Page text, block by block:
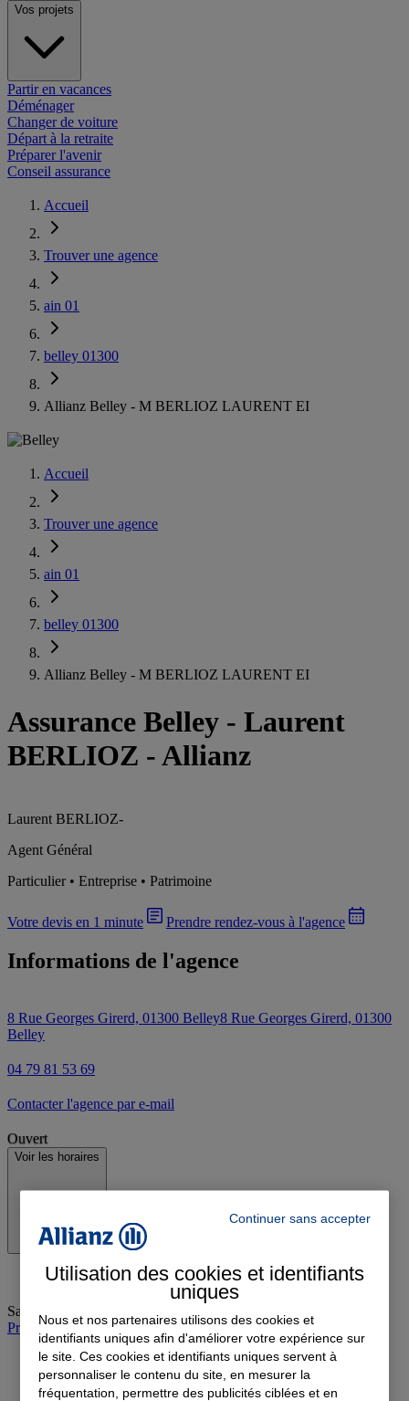
Vos projets
Partir en vacances
Déménager
Changer de voiture
Départ à la retraite
Préparer l'avenir
Conseil assurance
Accueil
Trouver une agence
ain 01
belley 01300
Allianz Belley - M BERLIOZ LAURENT EI
Accueil
Trouver une agence
ain 01
belley 01300
Allianz Belley - M BERLIOZ LAURENT EI
Assurance Belley - Laurent
BERLIOZ - Allianz
Laurent BERLIOZ-
Agent Général
Particulier • Entreprise • Patrimoine
Votre devis en 1 minute Prendre rendez-vous à l'agence
Informations de l'agence
8 Rue Georges Girerd, 01300 Belley8 Rue Georges Girerd, 01300
Belley
04 79 81 53 69
Contacter l'agence par e-mail
Ouvert
Voir les horaires
Samedi
Prendre rendez-vous à l'agence
Continuer sans accepter
Utilisation des cookies et identifiants
uniques
Nous et nos partenaires utilisons des cookies et
identifiants uniques afin d'améliorer votre expérience sur
le site. Ces cookies et identifiants uniques servent à
personnaliser le contenu du site, en mesurer la
fréquentation, permettre des publicités ciblées et en